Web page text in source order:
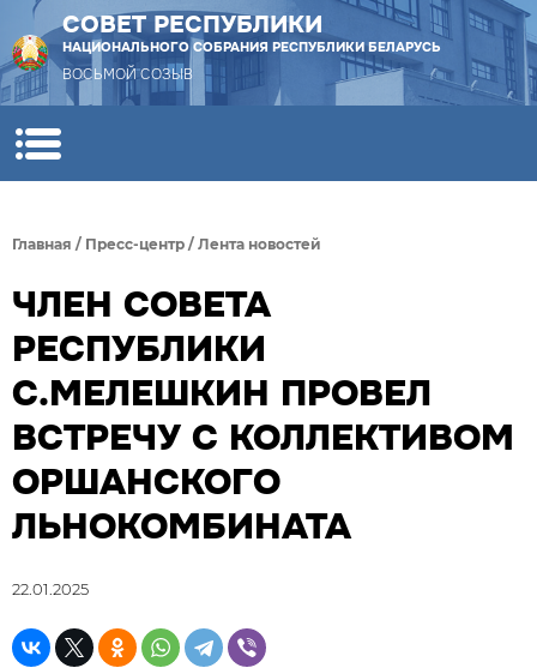
СОВЕТ РЕСПУБЛИКИ
НАЦИОНАЛЬНОГО СОБРАНИЯ РЕСПУБЛИКИ БЕЛАРУСЬ
ВОСЬМОЙ СОЗЫВ
Главная / Пресс-центр / Лента новостей
ЧЛЕН СОВЕТА
РЕСПУБЛИКИ
С.МЕЛЕШКИН ПРОВЕЛ
ВСТРЕЧУ С КОЛЛЕКТИВОМ
ОРШАНСКОГО
ЛЬНОКОМБИНАТА
22.01.2025